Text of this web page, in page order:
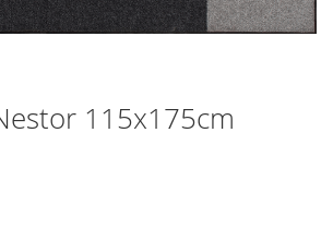
115x175cm